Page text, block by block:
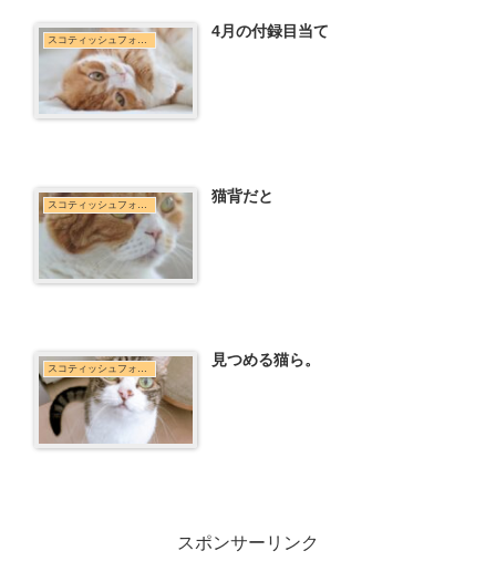
スコティッシュフォールド 4月の付録目当て
猫背だと
スコティッシュフォールド 見つめる猫ら。
スポンサーリンク